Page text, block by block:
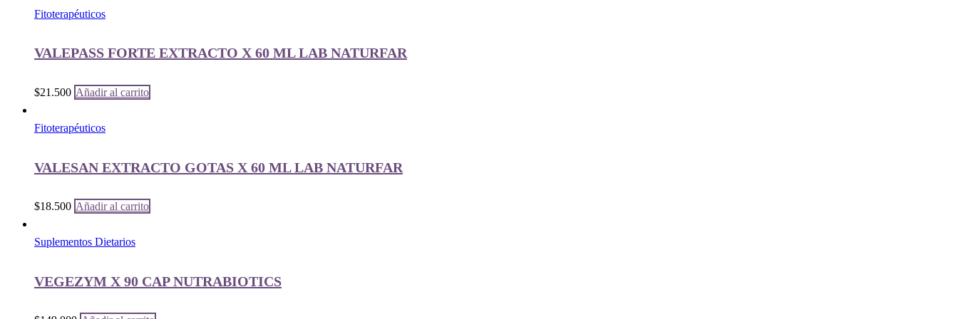
Fitoterapéuticos
VALEPASS FORTE EXTRACTO X 60 ML LAB NATURFAR
$21.500 Añadir al carrito
Fitoterapéuticos
VALESAN EXTRACTO GOTAS X 60 ML LAB NATURFAR
$18.500 Añadir al carrito
Suplementos Dietarios
VEGEZYM X 90 CAP NUTRABIOTICS